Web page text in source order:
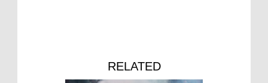
RELATED